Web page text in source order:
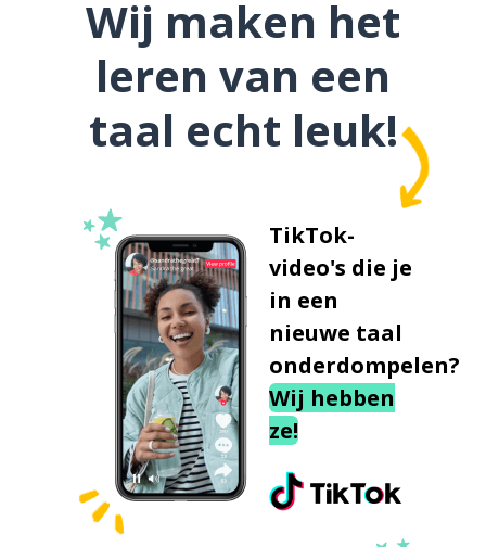
Wij maken het
leren van een
taal echt leuk!
TikTok-
video's die je
in een
nieuwe taal
onderdompelen?
Wij hebben
ze!